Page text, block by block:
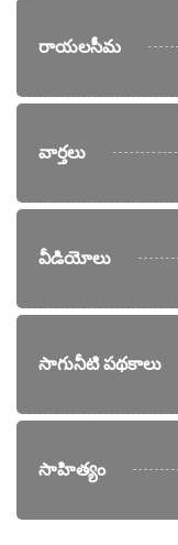
రాయలసీమ
వార్తలు
వీడియోలు
సాగునీటి పథకాలు
సాహిత్యం